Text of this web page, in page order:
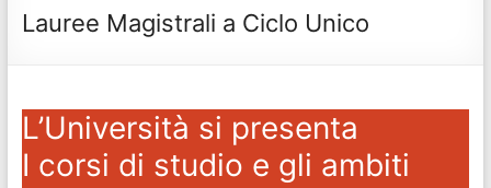
Lauree Magistrali a Ciclo Unico
L’Università si presenta
I corsi di studio e gli ambiti